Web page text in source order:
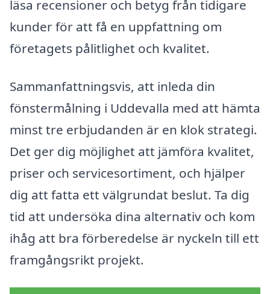
läsa recensioner och betyg från tidigare
kunder för att få en uppfattning om
företagets pålitlighet och kvalitet.
Sammanfattningsvis, att inleda din
fönstermålning i Uddevalla med att hämta
minst tre erbjudanden är en klok strategi.
Det ger dig möjlighet att jämföra kvalitet,
priser och servicesortiment, och hjälper
dig att fatta ett välgrundat beslut. Ta dig
tid att undersöka dina alternativ och kom
ihåg att bra förberedelse är nyckeln till ett
framgångsrikt projekt.